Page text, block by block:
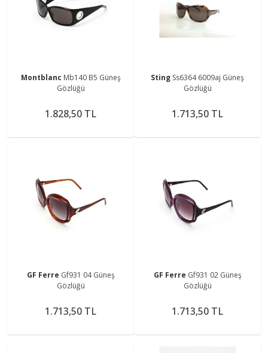
Montblanc Mb140 B5 Güneş
Gözlüğü
1.828,50 TL
Sting Ss6364 6009aj Güneş
Gözlüğü
1.713,50 TL
GF Ferre Gf931 04 Güneş
Gözlüğü
1.713,50 TL
GF Ferre Gf931 02 Güneş
Gözlüğü
1.713,50 TL